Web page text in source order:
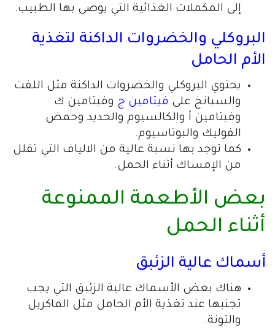
إلى المكملات الغذائية التي يوصي بها الطبيب.
البروكلي والخضروات الداكنة لتغذية
الأم الحامل
يحتوي البروكلي والخضروات الداكنة مثل اللفت
والسبانخ على فيتامين ج وفيتامين ك
وفيتامين أ والكالسيوم والحديد وحمض
الفوليك والبوتاسيوم.
كما توجد بها نسبة عالية من الالياف التي تقلل
من الإمساك أثناء الحمل.
بعض الأطعمة الممنوعة
أثناء الحمل
أسماك عالية الزئبق
هناك بعض الأسماك عالية الزئبق التي يجب
تجنبها عند تغذية الأم الحامل مثل الماكريل
والتونة.